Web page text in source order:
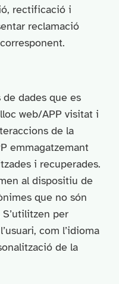
rectificació i
reclamació
dades que es
web/APP visitat i
de la
emmagatzemant
i recuperades.
al dispositiu de
que no són
per
com l’idioma
de la